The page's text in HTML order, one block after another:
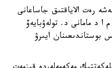
رەت الاياقتىق جاساعانى
ا د مامانى د. تولەۋبايەۆ
3 جىلعا باس بوستاندىعىنان ايىرۋ